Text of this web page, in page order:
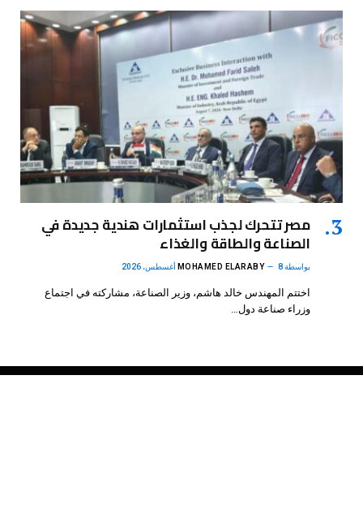
مصر تتحرك لجذب استثمارات هندية جديدة في
الصناعة والطاقة والغذاء
بواسطة MOHAMED ELARABY 8 أغسطس، 2026
اختتم المهندس خالد هاشم، وزير الصناعة، مشاركته في اجتماع
وزراء صناعة دول…